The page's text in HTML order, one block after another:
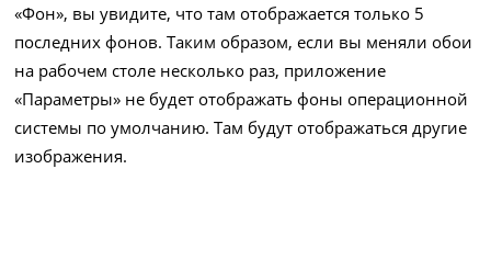
«Фон», вы увидите, что там отображается только 5
последних фонов. Таким образом, если вы меняли обои
на рабочем столе несколько раз, приложение
«Параметры» не будет отображать фоны операционной
системы по умолчанию. Там будут отображаться другие
изображения.